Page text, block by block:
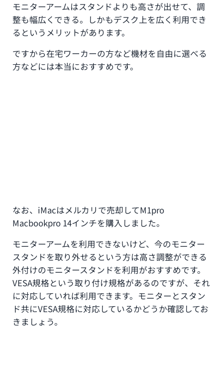
モニターアームはスタンドよりも高さが出せて、調
整も幅広くできる。しかもデスク上を広く利用でき
るというメリットがあります。
ですから在宅ワーカーの方など機材を自由に選べる
方などには本当におすすめです。
なお、iMacはメルカリで売却してM1pro
Macbookpro 14インチを購入しました。
モニターアームを利用できないけど、今のモニター
スタンドを取り外せるという方は高さ調整ができる
外付けのモニタースタンドを利用がおすすめです。
VESA規格という取り付け規格があるのですが、それ
に対応していれば利用できます。モニターとスタン
ド共にVESA規格に対応しているかどうか確認してお
きましょう。